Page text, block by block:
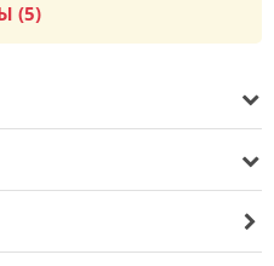
(5)